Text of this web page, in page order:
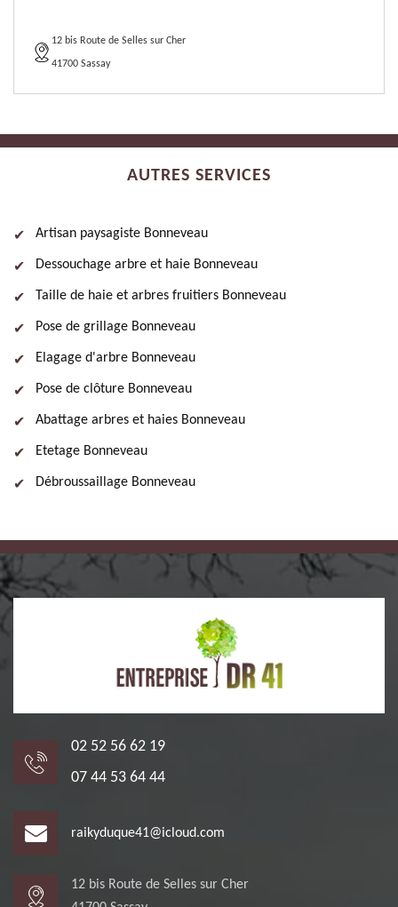
12 bis Route de Selles sur Cher
41700 Sassay
AUTRES SERVICES
Artisan paysagiste Bonneveau
Dessouchage arbre et haie Bonneveau
Taille de haie et arbres fruitiers Bonneveau
Pose de grillage Bonneveau
Elagage d'arbre Bonneveau
Pose de clôture Bonneveau
Abattage arbres et haies Bonneveau
Etetage Bonneveau
Débroussaillage Bonneveau
02 52 56 62 19
07 44 53 64 44
raikyduque41@icloud.com
12 bis Route de Selles sur Cher